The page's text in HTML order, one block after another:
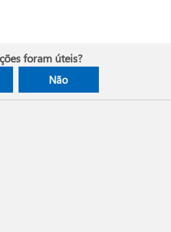
foram úteis?
Não